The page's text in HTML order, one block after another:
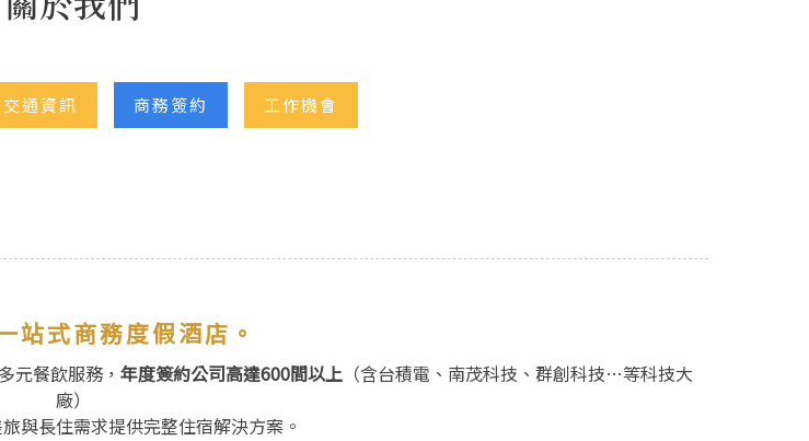
交通資訊 商務簽約 工作機會
站式商務度假酒店。
元餐飲服務， 年度簽約公司高達600間以上（含台積電、南茂科技、群創科技…等科技大
廠）
與長住需求提供完整住宿解決方案。